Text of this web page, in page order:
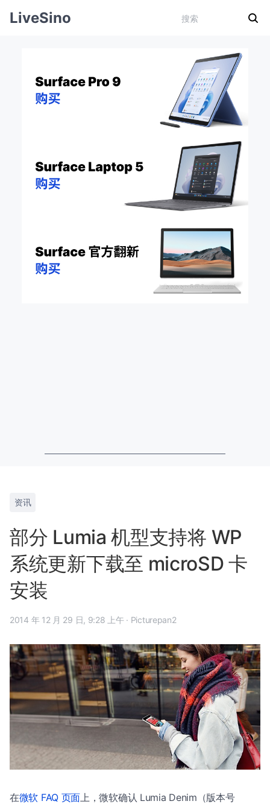
LiveSino
资讯
部分 Lumia 机型支持将 WP
系统更新下载至 microSD 卡
安装
2014 年 12 月 29 日, 9:28 上午 · Picturepan2
在微软 FAQ 页面上，微软确认 Lumia Denim（版本号